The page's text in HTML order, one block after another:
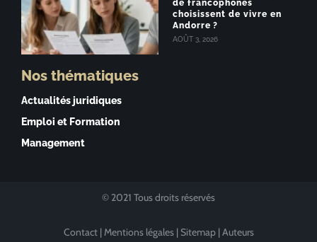
de francophones
choisissent de vivre en
Andorre ?
AOÛT 3, 2026
Nos thématiques
Actualités juridiques
Emploi et Formation
Management
© 2021 Tous droits réservés
Contact|Mentions légales| Sitemap|Auteurs